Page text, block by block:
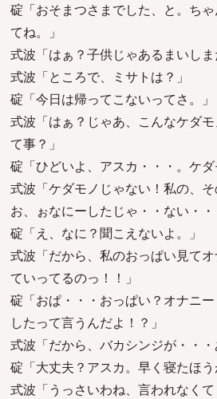
碇「おそまつさまでした、と。ち
てね。」
式波「はぁ？子供じゃあるまいしま
式波「ところで、ミサトは？」
碇「今日は帰ってこないってさ。」
式波「はぁ？じゃあ、こんなケダ
て事？」
碇「ひどいよ、アスカ・・・。ケダ
式波「ケダモノじゃない！私の、そ
お、ぉなにーしたじゃ・・ない・・
碇「え、なに？聞こえないよ。」
式波「だから、私のおっぱい見て
ていってるのっ！！」
碇「おぱ・・・おっぱい？オナニ
したって言うんだよ！？」
式波「だから、バカシンジが・・・
碇「大丈夫？アスカ。早く寝たほう
式波「うっさいわね、言われなくて